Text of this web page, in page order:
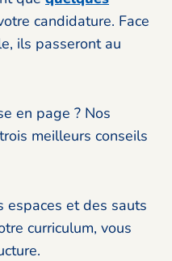
candidature. Face
ils passeront au
en page ? Nos
meilleurs conseils
espaces et des sauts
curriculum, vous